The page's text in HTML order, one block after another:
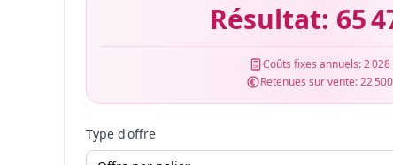
Résultat: 65
Coûts fixes annuels:2 028
Retenues sur vente:22
Type d'offre